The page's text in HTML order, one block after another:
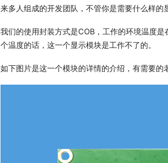
来多人组成的开发团队，不管你是需要什么样的
我们的使用封装方式是COB，工作的环境温度
个温度的话，这一个显示模块是工作不了的。
如下图片是这一个模块的详情的介绍，有需要的